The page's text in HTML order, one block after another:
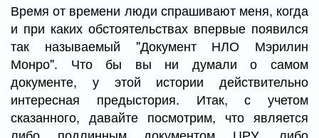
Время от времени люди спрашивают меня, когда
и при каких обстоятельствах впервые появился
так называемый "Документ НЛО Мэрилин
Монро". Что бы вы ни думали о самом
документе, у этой истории действительно
интересная предыстория. Итак, с учетом
сказанного, давайте посмотрим, что является